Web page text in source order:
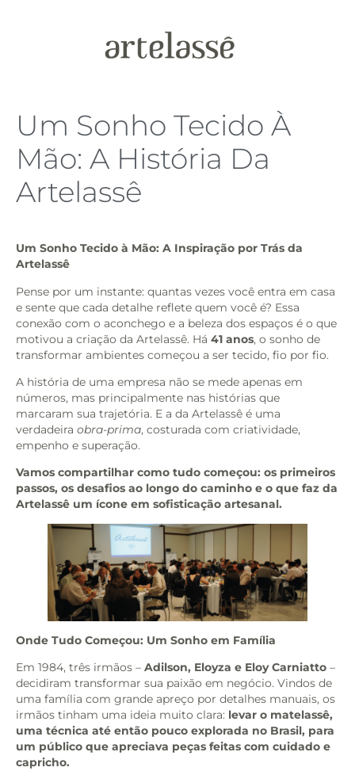
Um Sonho Tecido À
Mão: A História Da
Artelassê
Um Sonho Tecido à Mão: A Inspiração por Trás da
Artelassê
Pense por um instante: quantas vezes você entra em casa
e sente que cada detalhe reflete quem você é? Essa
conexão com o aconchego e a beleza dos espaços é o que
motivou a criação da Artelassê. Há 41 anos, o sonho de
transformar ambientes começou a ser tecido, fio por fio.
A história de uma empresa não se mede apenas em
números, mas principalmente nas histórias que
marcaram sua trajetória. E a da Artelassê é uma
verdadeira obra-prima, costurada com criatividade,
empenho e superação.
Vamos compartilhar como tudo começou: os primeiros
passos, os desafios ao longo do caminho e o que faz da
Artelassê um ícone em sofisticação artesanal.
Onde Tudo Começou: Um Sonho em Família
Em 1984, três irmãos – Adilson, Eloyza e Eloy Carniatto –
decidiram transformar sua paixão em negócio. Vindos de
uma família com grande apreço por detalhes manuais, os
irmãos tinham uma ideia muito clara: levar o matelassê,
uma técnica até então pouco explorada no Brasil, para
um público que apreciava peças feitas com cuidado e
capricho.